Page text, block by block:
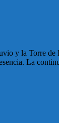
y la Torre
La